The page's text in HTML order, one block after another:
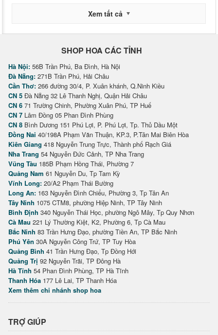
Xem tất cả
SHOP HOA CÁC TỈNH
Hà Nội: 56B Trần Phú, Ba Đình, Hà Nội
Đà Nẵng: 271B Trần Phú, Hải Châu
Cần Thơ: 266 đường 30/4, P. Xuân khánh, Q.Ninh Kiều
CN 5 Đà Nẵng 32 Lê Thanh Nghị, Quận Hải Châu
CN 6 71 Trường Chinh, Phường Xuân Phú, TP Huế
CN 7 Lâm Đồng 05 Phan Đình Phùng
CN 8 Bình Dương 151 Phú Lợi, P. Phú Lợi, Tp. Thủ Dầu Một
Đồng Nai 40/198A Phạm Văn Thuận, KP.3, P.Tân Mai Biên Hòa
Kiên Giang 418 Nguyễn Trung Trực, Thành phố Rạch Giá
Nha Trang 54 Nguyễn Đức Cảnh, TP Nha Trang
Vũng Tàu 185B Phạm Hồng Thái, Phường 7
Quảng Nam 61 Nguyễn Du, Tp Tam Kỳ
Vĩnh Long: 20/A2 Phạm Thái Bường
Long An: 163 Nguyễn Đình Chiểu, Phường 3, Tp Tân An
Tây Ninh 1075 CTM8, phường Hiệp Ninh, TP Tây Ninh
Bình Định 340 Nguyễn Thái Học, phường Ngô Mây, Tp Quy Nhơn
Cà Mau 221 Lý Thường Kiệt, K2, Phường 6, Tp Cà Mau
Bắc Ninh 83 Trần Hưng Đạo, phường Tiền An, TP Bắc Ninh
Phú Yên 30A Nguyễn Công Trứ, TP Tuy Hòa
Quảng Bình 41 Trần Hưng Đạo, Tp Đồng Hới
Quảng Trị 92 Nguyễn Trãi, TP Đông Hà
Hà Tĩnh 54 Phan Đình Phùng, TP Hà Tĩnh
Thanh Hóa 177 Lê Lai, TP Thanh Hóa
Xem thêm chi nhánh shop hoa
TRỢ GIÚP